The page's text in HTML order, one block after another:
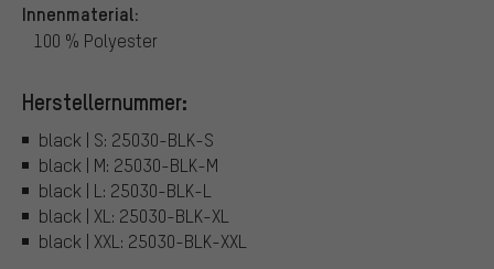
Innenmaterial:
100 % Polyester
Herstellernummer:
black | S: 25030-BLK-S
black | M: 25030-BLK-M
black | L: 25030-BLK-L
black | XL: 25030-BLK-XL
black | XXL: 25030-BLK-XXL